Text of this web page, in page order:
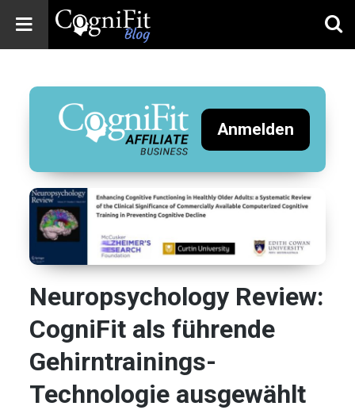
Blog: Brain
Health
News
Brain Training,
Mental Health, and
Wellness
Anmelden
Neuropsychology Review:
CogniFit als führende
Gehirntrainings-
Technologie ausgewählt